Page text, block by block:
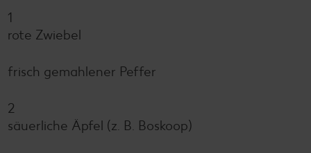
1
rote Zwiebel
frisch gemahlener Peffer
2
säuerliche Äpfel (z. B. Boskoop)